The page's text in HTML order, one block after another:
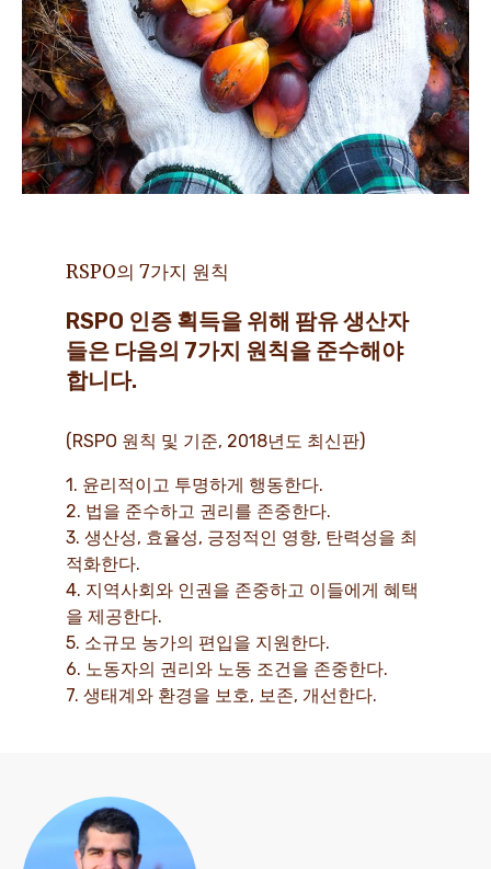
RSPO의 7가지 원칙
RSPO 인증 획득을 위해 팜유 생산자
들은 다음의 7가지 원칙을 준수해야
합니다.
(RSPO 원칙 및 기준, 2018년도 최신판)
1. 윤리적이고 투명하게 행동한다.
2. 법을 준수하고 권리를 존중한다.
3. 생산성, 효율성, 긍정적인 영향, 탄력성을 최
적화한다.
4. 지역사회와 인권을 존중하고 이들에게 혜택
을 제공한다.
5. 소규모 농가의 편입을 지원한다.
6. 노동자의 권리와 노동 조건을 존중한다.
7. 생태계와 환경을 보호, 보존, 개선한다.